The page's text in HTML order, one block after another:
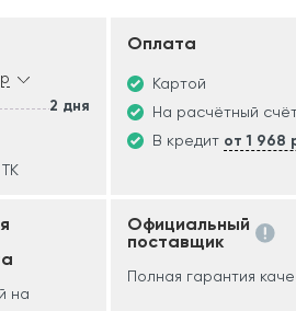
2 дня
Оплата
Картой
На расчётный
В кредит от 1 968
на
Официальный
поставщик
Полная гарантия